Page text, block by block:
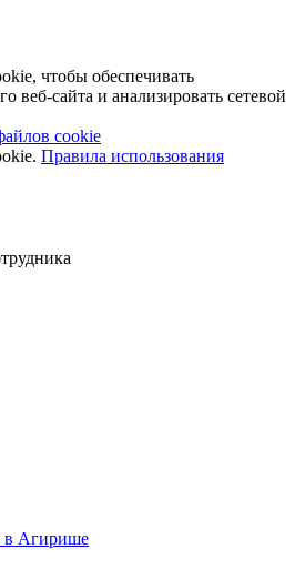
чтобы обеспечивать
веб-сайта и анализировать сетевой
cookie
Правила использования
в Агирише